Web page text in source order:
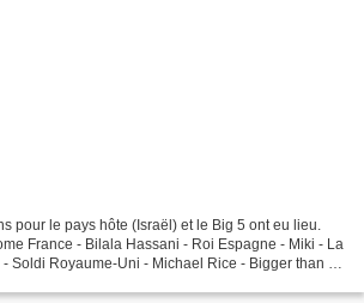
pour le pays hôte (Israël) et le Big 5 ont eu lieu.
France - Bilala Hassani - Roi Espagne - Miki - La
Soldi Royaume-Uni - Michael Rice - Bigger than us